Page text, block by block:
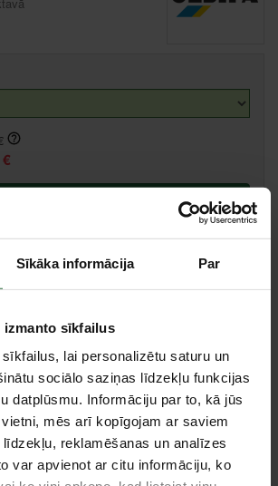
Sīkāka informācija Par
izmanto sīkfailus
lai personalizētu saturu un
sociālo saziņas līdzekļu funkcijas
datplūsmu. Informāciju par to, kā jūs
mēs arī kopīgojam ar saviem
reklamēšanas un analīzes
var apvienot ar citu informāciju, ko
Ieteikt cenu
iela 38, Valmiera
(uzzināt vairāk šeit, )
alumīnijs